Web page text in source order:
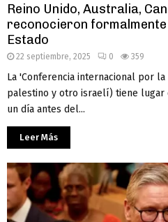
Reino Unido, Australia,
reconocieron
Estado
22 septiembre, 2025 0 359
La 'Conferencia internacional por
palestino y otro israelí) tiene lugar
un día antes del...
Leer Más